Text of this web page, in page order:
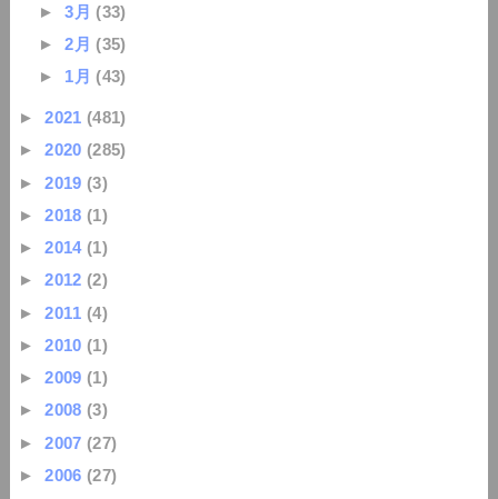
►3月 (33)
►2月 (35)
► 1月 (43)
►2021 (481)
►2020 (285)
►2019 (3)
►2018 (1)
►2014 (1)
►2012 (2)
►2011 (4)
►2010 (1)
►2009 (1)
►2008 (3)
►2007 (27)
►2006 (27)